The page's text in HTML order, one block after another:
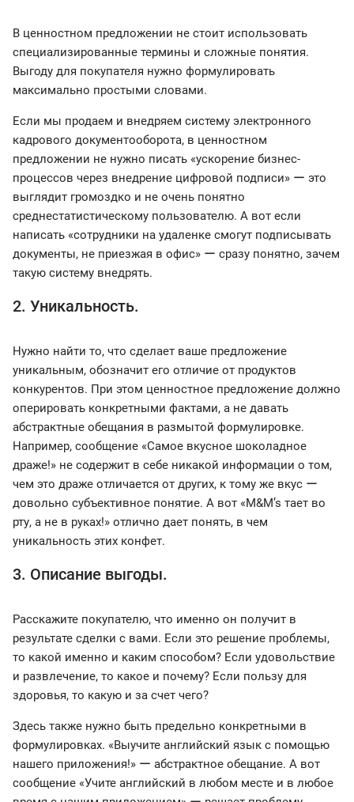
В ценностном предложении не стоит использовать
специализированные термины и сложные понятия.
Выгоду для покупателя нужно формулировать
максимально простыми словами.
Если мы продаем и внедряем систему электронного
кадрового документооборота, в ценностном
предложении не нужно писать «ускорение бизнес-
процессов через внедрение цифровой подписи» ー это
выглядит громоздко и не очень понятно
среднестатистическому пользователю. А вот если
написать «сотрудники на удаленке смогут подписывать
документы, не приезжая в офис» ー сразу понятно, зачем
такую систему внедрять.
2. Уникальность.
Нужно найти то, что сделает ваше предложение
уникальным, обозначит его отличие от продуктов
конкурентов. При этом ценностное предложение должно
оперировать конкретными фактами, а не давать
абстрактные обещания в размытой формулировке.
Например, сообщение «Самое вкусное шоколадное
драже!» не содержит в себе никакой информации о том,
чем это драже отличается от других, к тому же вкус ー
довольно субъективное понятие. А вот «M&M’s тает во
рту, а не в руках!» отлично дает понять, в чем
уникальность этих конфет.
3. Описание выгоды.
Расскажите покупателю, что именно он получит в
результате сделки с вами. Если это решение проблемы,
то какой именно и каким способом? Если удовольствие
и развлечение, то какое и почему? Если пользу для
здоровья, то какую и за счет чего?
Здесь также нужно быть предельно конкретными в
формулировках. «Выучите английский язык с помощью
нашего приложения!» ー абстрактное обещание. А вот
сообщение «Учите английский в любом месте и в любое